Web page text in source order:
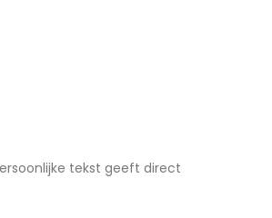
tekst geeft direct